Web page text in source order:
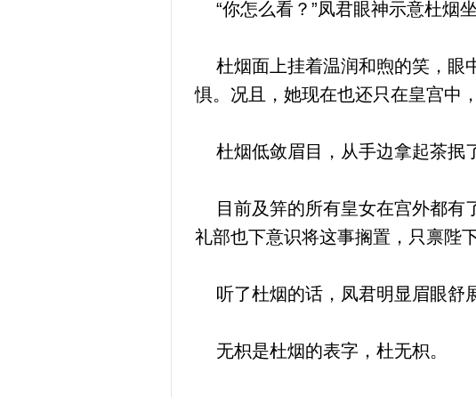
“你怎么看？”凤君眼神示意杜烟坐
杜烟面上挂着温润和煦的笑，眼
惧。况且，她现在也还只在皇宫中
杜烟低敛眉目，从手边拿起茶抿
目前及笄的所有皇女在宫外都有
礼部也下意识将这事搁置，只禀陛
听了杜烟的话，凤君明显眉眼舒
无枳是杜烟的表字，杜无枳。